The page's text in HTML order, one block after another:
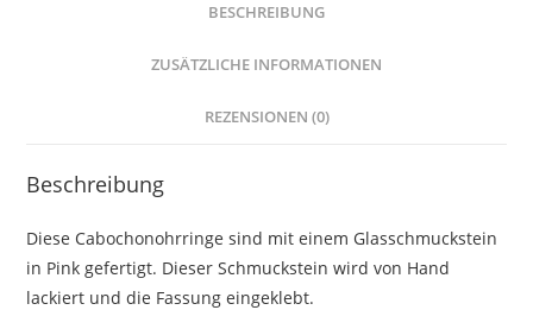
BESCHREIBUNG
ZUSÄTZLICHE INFORMATIONEN
REZENSIONEN (0)
Beschreibung
Diese Cabochonohrringe sind mit einem Glasschmuckstein
in Pink gefertigt. Dieser Schmuckstein wird von Hand
lackiert und die Fassung eingeklebt.